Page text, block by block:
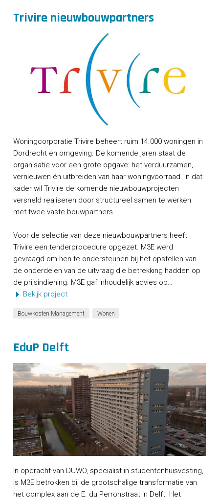
Trivire nieuwbouwpartners
Woningcorporatie Trivire beheert ruim 14.000 woningen in
Dordrecht en omgeving. De komende jaren staat de
organisatie voor een grote opgave: het verduurzamen,
vernieuwen én uitbreiden van haar woningvoorraad. In dat
kader wil Trivire de komende nieuwbouwprojecten
versneld realiseren door structureel samen te werken
met twee vaste bouwpartners.
Voor de selectie van deze nieuwbouwpartners heeft
Trivire een tenderprocedure opgezet. M3E werd
gevraagd om hen te ondersteunen bij het opstellen van
de onderdelen van de uitvraag die betrekking hadden op
de prijsindiening. M3E gaf inhoudelijk advies op…
Bekijk project
Bouwkosten Management Wonen
EduP Delft
In opdracht van DUWO, specialist in studentenhuisvesting,
is M3E betrokken bij de grootschalige transformatie van
het complex aan de E. du Perronstraat in Delft. Het